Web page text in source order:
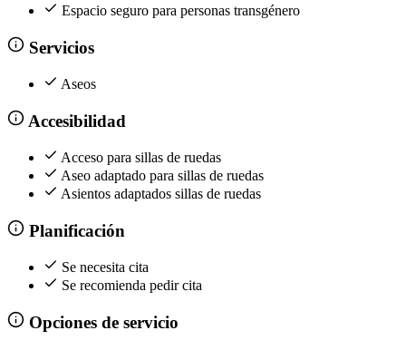
Espacio seguro para personas transgénero
Servicios
Aseos
Accesibilidad
Acceso para sillas de ruedas
Aseo adaptado para sillas de ruedas
Asientos adaptados sillas de ruedas
Planificación
Se necesita cita
Se recomienda pedir cita
Opciones de servicio